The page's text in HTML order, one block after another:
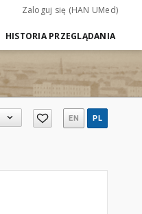
Zaloguj się (HAN UMed)
HISTORIA PRZEGLĄDANIA
EN PL